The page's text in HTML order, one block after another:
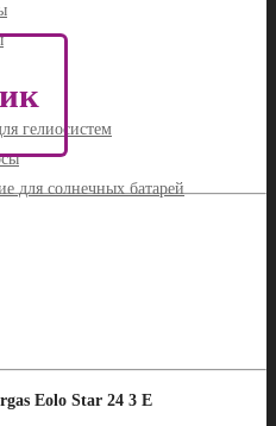
гелиосистем
для солнечных батарей
Eolo Star 24 3 Е